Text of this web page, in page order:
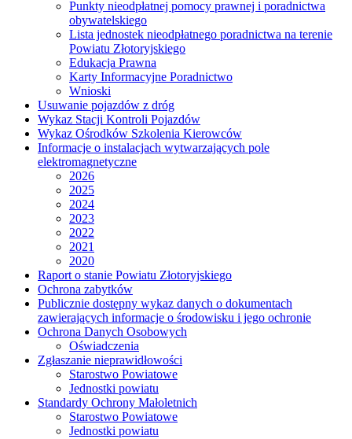
Punkty nieodpłatnej pomocy prawnej i poradnictwa
obywatelskiego
Lista jednostek nieodpłatnego poradnictwa na terenie
Powiatu Złotoryjskiego
Edukacja Prawna
Karty Informacyjne Poradnictwo
Wnioski
Usuwanie pojazdów z dróg
Wykaz Stacji Kontroli Pojazdów
Wykaz Ośrodków Szkolenia Kierowców
Informacje o instalacjach wytwarzających pole
elektromagnetyczne
2026
2025
2024
2023
2022
2021
2020
Raport o stanie Powiatu Złotoryjskiego
Ochrona zabytków
Publicznie dostępny wykaz danych o dokumentach
zawierających informacje o środowisku i jego ochronie
Ochrona Danych Osobowych
Oświadczenia
Zgłaszanie nieprawidłowości
Starostwo Powiatowe
Jednostki powiatu
Standardy Ochrony Małoletnich
Starostwo Powiatowe
Jednostki powiatu